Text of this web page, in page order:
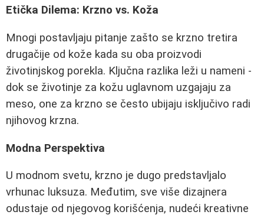
Etička Dilema: Krzno vs. Koža
Mnogi postavljaju pitanje zašto se krzno tretira
drugačije od kože kada su oba proizvodi
životinjskog porekla. Ključna razlika leži u nameni -
dok se životinje za kožu uglavnom uzgajaju za
meso, one za krzno se često ubijaju isključivo radi
njihovog krzna.
Modna Perspektiva
U modnom svetu, krzno je dugo predstavljalo
vrhunac luksuza. Međutim, sve više dizajnera
odustaje od njegovog korišćenja, nudeći kreativne